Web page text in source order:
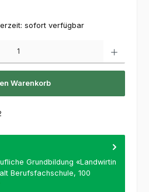
sofort verfügbar
Warenkorb
Grundbildung «Landwirtin
Berufsfachschule, 100